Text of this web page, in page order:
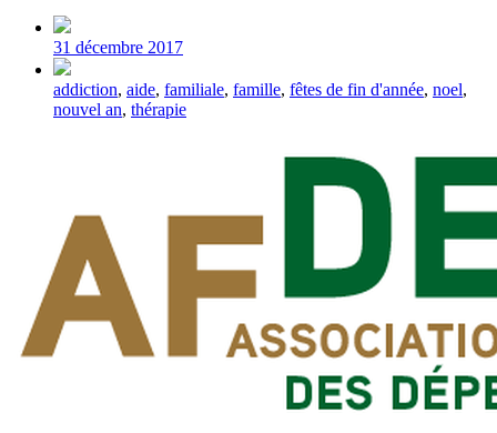
Post
date
31 décembre 2017
Tagged
with
addiction, aide, familiale, famille, fêtes de fin d'année, noel,
nouvel an, thérapie